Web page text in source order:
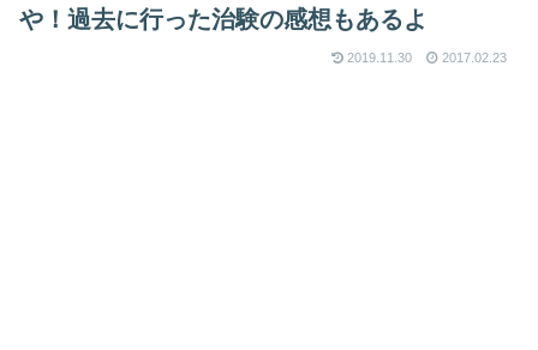
や！過去に行った治験の感想もあるよ
2019.11.30 2017.02.23